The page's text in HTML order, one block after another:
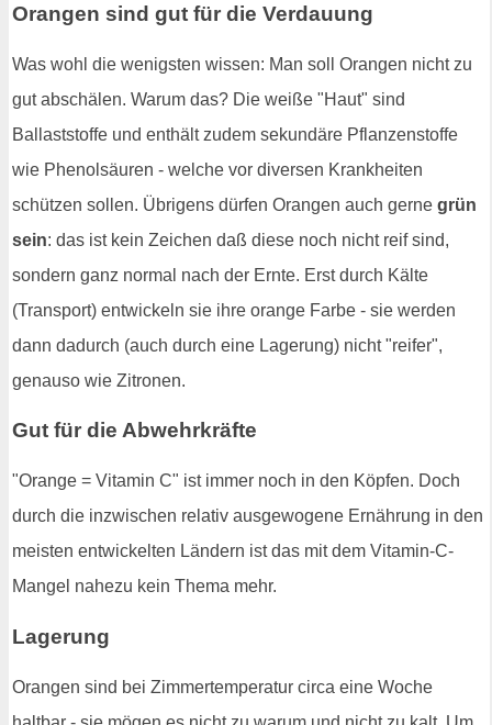
Orangen sind gut für die Verdauung
Was wohl die wenigsten wissen: Man soll Orangen nicht zu
gut abschälen. Warum das? Die weiße "Haut" sind
Ballaststoffe und enthält zudem sekundäre Pflanzenstoffe
wie Phenolsäuren - welche vor diversen Krankheiten
schützen sollen. Übrigens dürfen Orangen auch gerne grün
sein: das ist kein Zeichen daß diese noch nicht reif sind,
sondern ganz normal nach der Ernte. Erst durch Kälte
(Transport) entwickeln sie ihre orange Farbe - sie werden
dann dadurch (auch durch eine Lagerung) nicht "reifer",
genauso wie Zitronen.
Gut für die Abwehrkräfte
"Orange = Vitamin C" ist immer noch in den Köpfen. Doch
durch die inzwischen relativ ausgewogene Ernährung in den
meisten entwickelten Ländern ist das mit dem Vitamin-C-
Mangel nahezu kein Thema mehr.
Lagerung
Orangen sind bei Zimmertemperatur circa eine Woche